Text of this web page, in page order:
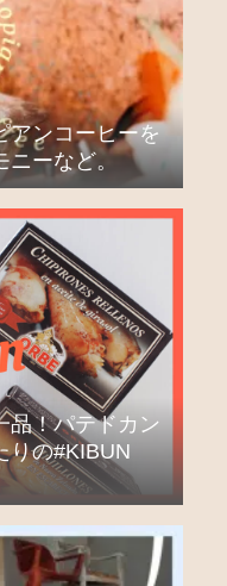
アンコーヒーを
ニーなど。
品！パテドカン
りの#KIBUN